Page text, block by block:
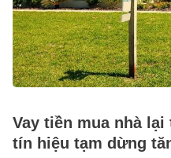
Vay tiền mua nhà lại
tín hiệu tạm dừng